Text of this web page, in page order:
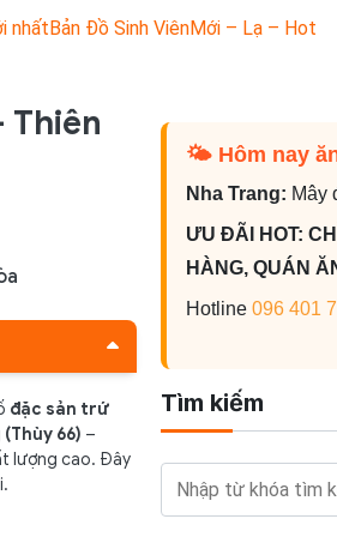
nhấtBản Đồ Sinh ViênMới – Lạ – Hot
Thiên
đặc sản trứ
66) –
lượng cao. Đây
🌤 Hôm nay
Nha Trang: Mây
ƯU ĐÃI HOT:
HÀNG, QUÁN
Hotline096 401
Tìm kiếm